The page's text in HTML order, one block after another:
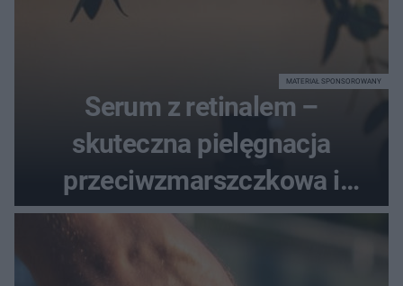
Serum z retinalem –
skuteczna pielęgnacja
przeciwzmarszczkowa i
regenerująca
MATERIAŁ SPONSOROWANY